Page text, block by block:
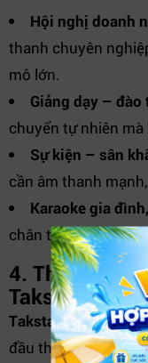
Hội nghị doanh
thanh chuyên
mô lớn.
Giảng dạy – đào
chuyển tự nhiên
Sự kiện – sân
cần âm thanh
Karaoke gia
chân thực, phù hợp
4. Thiết kế &
Takstar TS-
Takstar TS-K302
đầu thu kim loại